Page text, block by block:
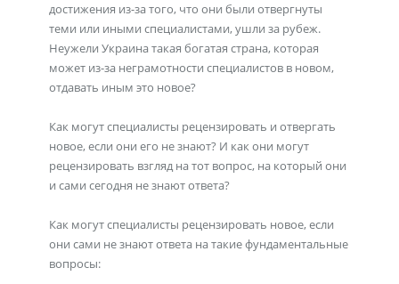
достижения из-за того, что они были отвергнуты
теми или иными специалистами, ушли за рубеж.
Неужели Украина такая богатая страна, которая
может из-за неграмотности специалистов в новом,
отдавать иным это новое?
Как могут специалисты рецензировать и отвергать
новое, если они его не знают? И как они могут
рецензировать взгляд на тот вопрос, на который они
и сами сегодня не знают ответа?
Как могут специалисты рецензировать новое, если
они сами не знают ответа на такие фундаментальные
вопросы: